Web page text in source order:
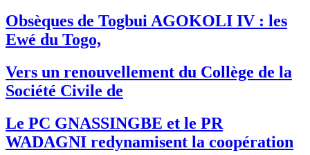
Obsèques de Togbui AGOKOLI IV : les
Ewé du Togo,
Vers un renouvellement du Collège de la
Société Civile de
Le PC GNASSINGBE et le PR
WADAGNI redynamisent la coopération